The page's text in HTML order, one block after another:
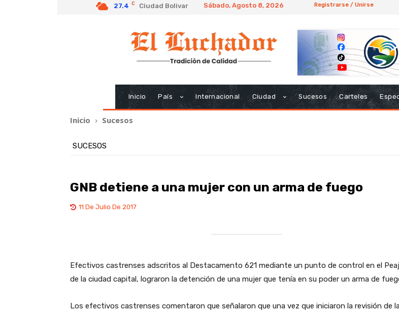
27.4 C Ciudad Bolivar Sábado, Agosto 8, 2026 Registrarse / Unirse
Inicio País Internacional Ciudad Sucesos Carteles
Inicio Sucesos
SUCESOS
GNB detiene a una mujer con un arma de fuego
11 De Julio De 2017
Efectivos castrenses adscritos al Destacamento 621 mediante un punto de control en el
de la ciudad capital, lograron la detención de una mujer que tenía en su poder un arma de
Los efectivos castrenses comentaron que señalaron que una vez que iniciaron la revisión de